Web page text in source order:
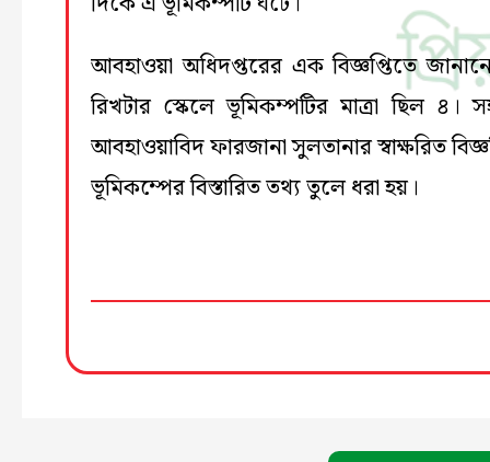
আবহাওয়া অধিদপ্তরের এক বিজ্ঞপ্তিতে
রিখটার স্কেলে ভূমিকম্পটির মাত্রা ছিল ৪।
আবহাওয়াবিদ ফারজানা সুলতানার স্বাক্ষরিত
ভূমিকম্পের বিস্তারিত তথ্য তুলে ধরা হয়।